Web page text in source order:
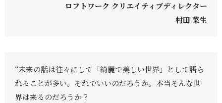
ロフトワーク クリエイティブディレクター
村田 菜生
“未来の話は往々にして「綺麗で美しい世界」として語ら
れることが多い。それでいいのだろうか。本当そんな世
界は来るのだろうか？